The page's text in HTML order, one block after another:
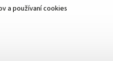
a používaní cookies